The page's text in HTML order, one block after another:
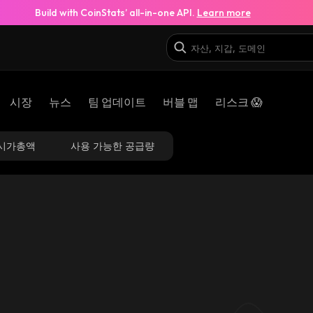
Build with CoinStats’ all-in-one API. Learn more
시장 뉴스 팀 업데이트 버블 맵 리스크 😱
가총액 사용 가능한 공급량